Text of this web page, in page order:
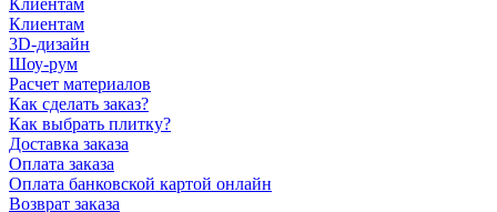
Клиентам
Клиентам
3D-дизайн
Шоу-рум
Расчет материалов
Как сделать заказ?
Как выбрать плитку?
Доставка заказа
Оплата заказа
Оплата банковской картой онлайн
Возврат заказа